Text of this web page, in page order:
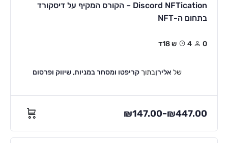
Discord NFTication – הקורס המקיף על דיסקורד
בתחום ה-NFT
0 4ש 18ד
של אלירןבתוך קריפטו ומסחר במניות, שיווק ופרסום
₪147.00–₪447.00